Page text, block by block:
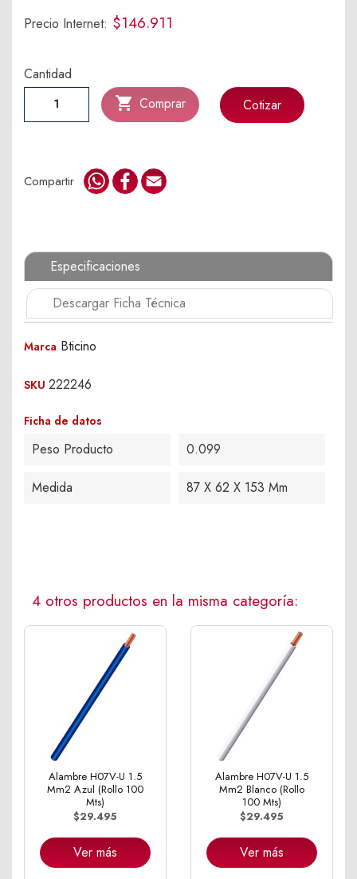
Precio Internet: $146.911
Cantidad
 Comprar Cotizar
Compartir WhatsApp
Facebook
Especificaciones
Descargar Ficha Técnica
Marca Bticino
SKU 222246
Ficha de datos
Peso Producto 0.099
Medida 87 X 62 X 153 Mm
4 otros productos en la misma categoría:
Alambre H07V-U 1.5
Mm2 Azul (Rollo 100
Mts)
$29.495
Ver más
Alambre H07V-U 1.5
Mm2 Blanco (Rollo
100 Mts)
$29.495
Ver más